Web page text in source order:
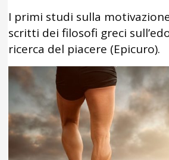
I primi studi sulla
scritti dei filosofi greci
ricerca del piacere (Epicuro).